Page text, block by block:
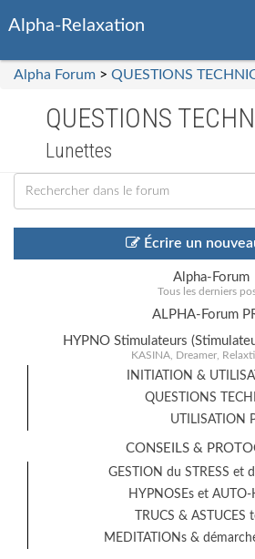
Alpha-Relaxation
Alpha Forum > QUESTIONS
QUESTIONS
Lunettes
Écrire un
Alpha-Forum
Tous les derniers
ALPHA-Forum
HYPNO Stimulateurs
KASINA, Dreamer,
INITIATION &
QUESTIONS
UTILISATION
CONSEILS &
GESTION du STRESS et
HYPNOSEs et AUTO-
TRUCS & ASTUCES
MEDITATIONs &